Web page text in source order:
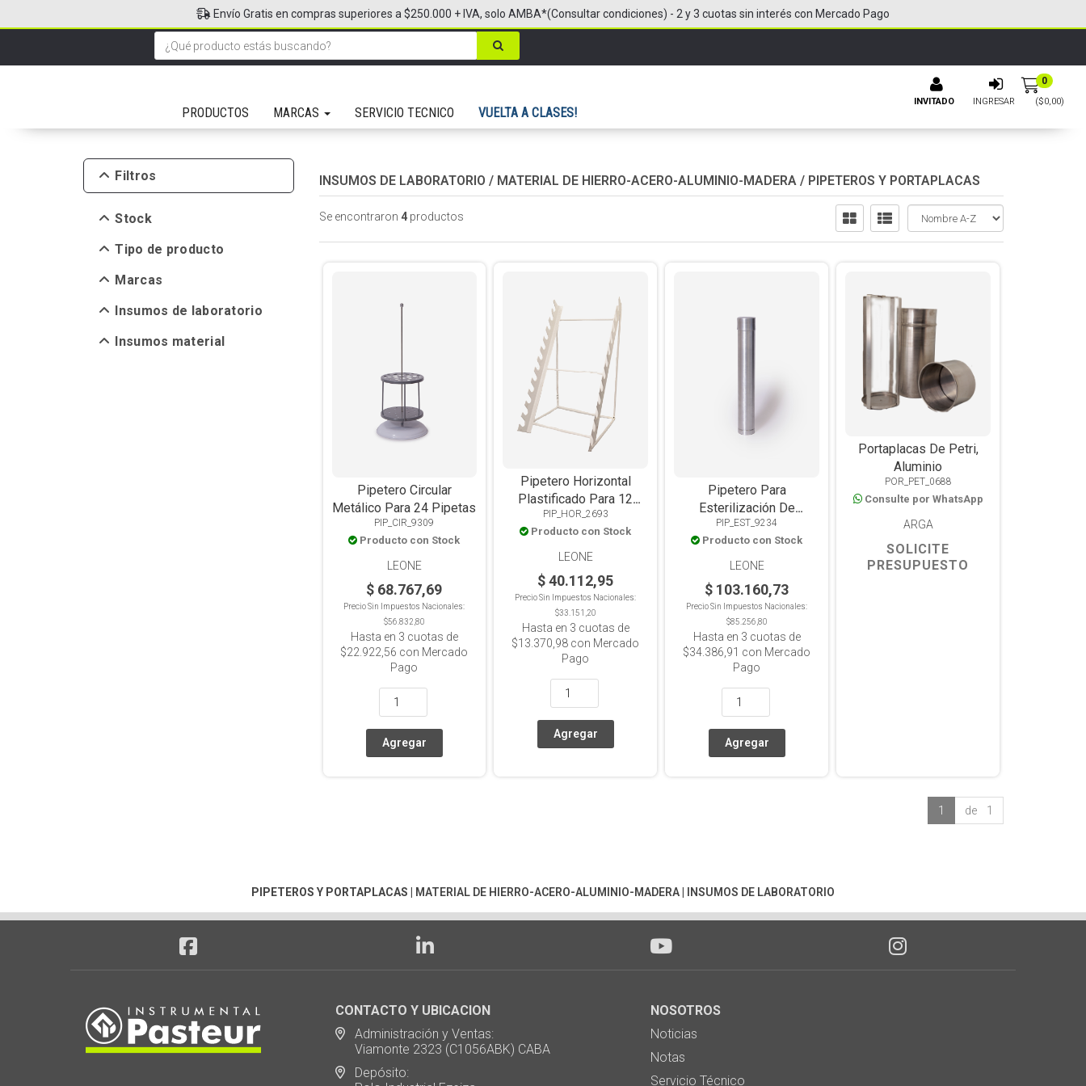
INVITADO INGRESAR
0
($0,00)
PRODUCTOS MARCAS SERVICIO TECNICO VUELTA A CLASES!
Envío Gratis en compras superiores a $250.000 + IVA, solo AMBA*(Consultar condiciones) - 2 y 3 cuotas sin interés con Mercado Pago
Filtros
Stock
Tipo de producto
Marcas
Insumos de laboratorio
Insumos material
INSUMOS DE LABORATORIO / MATERIAL DE HIERRO-ACERO-ALUMINIO-MADERA/ PIPETEROS Y PORTAPLACAS
Se encontraron 4 productos
Pipetero Circular
Metálico Para 24 Pipetas
PIP_CIR_9309
Producto con Stock
LEONE
$ 68.767,69
Precio Sin Impuestos Nacionales:
$56.832,80
Hasta en 3 cuotas de
$22.922,56 con Mercado
Pago
Pipetero Horizontal
Plastificado Para 12
Pipetas
PIP_HOR_2693
Producto con Stock
LEONE
$ 40.112,95
Precio Sin Impuestos Nacionales:
$33.151,20
Hasta en 3 cuotas de
$13.370,98 con Mercado
Pago
Pipetero Para
Esterilización De
Aluminio
PIP_EST_9234
Producto con Stock
LEONE
$ 103.160,73
Precio Sin Impuestos Nacionales:
$85.256,80
Hasta en 3 cuotas de
$34.386,91 con Mercado
Pago
Portaplacas De Petri,
Aluminio
POR_PET_0688
Consulte por WhatsApp
ARGA
SOLICITE
PRESUPUESTO
1 de 1
PIPETEROS Y PORTAPLACAS MATERIAL DE HIERRO-ACERO-ALUMINIO-MADERA INSUMOS DE LABORATORIO
CONTACTO Y UBICACION
Administración y Ventas:
Viamonte 2323 (C1056ABK) CABA
Depósito:
NOSOTROS
Noticias
Notas
Servicio Técnico